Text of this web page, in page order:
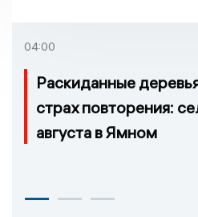
04:00
Раскиданные
страх повторения:
августа в Ямном